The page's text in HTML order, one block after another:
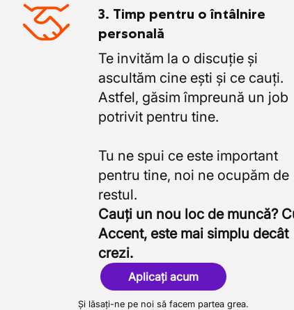
3. Timp pentru o întâlnire
personală
Te invităm la o discuție și
ascultăm cine ești și ce cauți.
Astfel, găsim împreună un job
potrivit pentru tine.
Tu ne spui ce este important
pentru tine, noi ne ocupăm de
Cauți un nou loc de muncă?
Accent, este mai simplu decât
crezi.
Aplicați acum
Și lăsați-ne pe noi să facem partea grea.